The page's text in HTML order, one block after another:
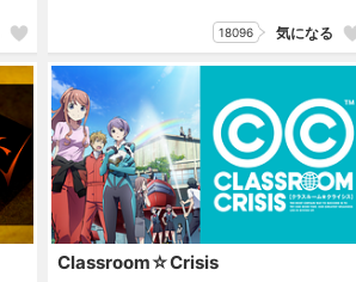
18096 気になる
Classroom☆Crisis